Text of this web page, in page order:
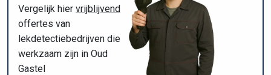
Vergelijk hier vrijblijvend
offertes van
lekdetectiebedrijven die
werkzaam zijn in Oud
Gastel